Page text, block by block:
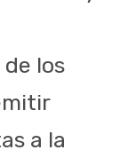
los
a la